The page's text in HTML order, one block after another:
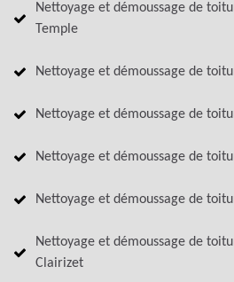
Nettoyage et démoussage de
Temple
Nettoyage et démoussage de
Nettoyage et démoussage de
Nettoyage et démoussage de
Nettoyage et démoussage de
Nettoyage et démoussage de
Clairizet